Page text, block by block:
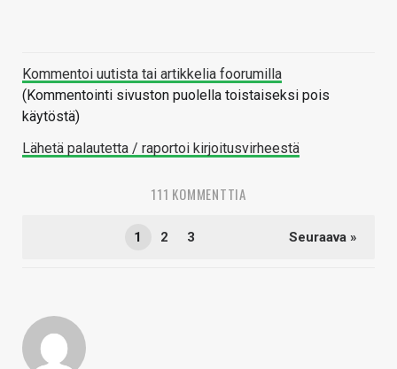
Kommentoi uutista tai artikkelia foorumilla
(Kommentointi sivuston puolella toistaiseksi pois
käytöstä)
Lähetä palautetta / raportoi kirjoitusvirheestä
111 KOMMENTTIA
1 2 3 Seuraava »